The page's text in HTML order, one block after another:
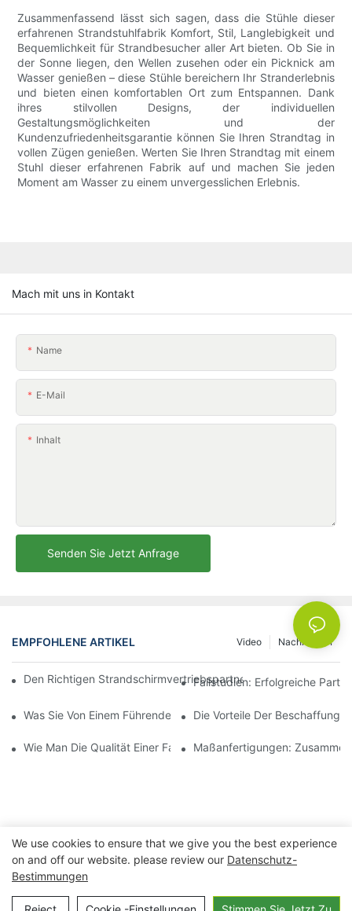
Zusammenfassend lässt sich sagen, dass die Stühle dieser
erfahrenen Strandstuhlfabrik Komfort, Stil, Langlebigkeit und
Bequemlichkeit für Strandbesucher aller Art bieten. Ob Sie in
der Sonne liegen, den Wellen zusehen oder ein Picknick am
Wasser genießen – diese Stühle bereichern Ihr Stranderlebnis
und bieten einen komfortablen Ort zum Entspannen. Dank
ihres stilvollen Designs, der individuellen
Gestaltungsmöglichkeiten und der
Kundenzufriedenheitsgarantie können Sie Ihren Strandtag in
vollen Zügen genießen. Werten Sie Ihren Strandtag mit einem
Stuhl dieser erfahrenen Fabrik auf und machen Sie jeden
Moment am Wasser zu einem unvergesslichen Erlebnis.
Mach mit uns in Kontakt
Name
E-Mail
Inhalt
Senden Sie Jetzt Anfrage
EMPFOHLENE ARTIKEL Nachrichten
Video
Den Richtigen Strandschirmvertriebspartner Für Ihre
Fallstudien: Erfolgreiche
Was Sie Von Einem Führenden Hersteller Von Outdoor-
Die Vorteile Der Beschaffung
Wie Man Die Qualität Einer Fabrik Für Outdoor-Loungesessel
Maßanfertigungen:
Copyright © 2026 Ningbo Xuanheng Outdoor&Haushaltsgeräte
We use cookies to ensure that we give you the best experience
on and off our website. please review our Datenschutz-
Bestimmungen